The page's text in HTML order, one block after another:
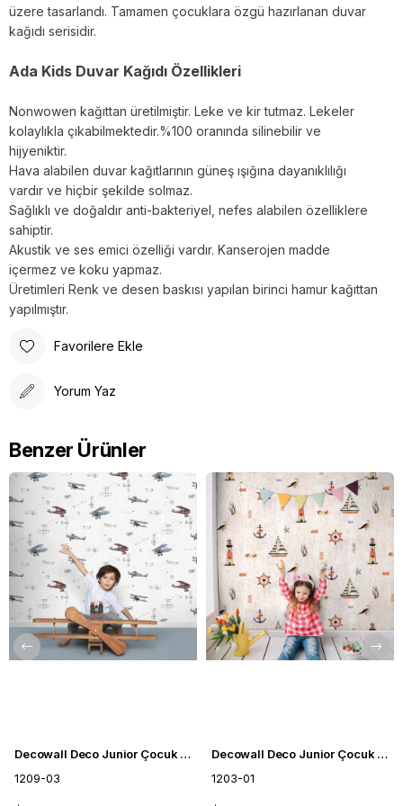
üzere tasarlandı. Tamamen çocuklara özgü hazırlanan duvar
kağıdı serisidir.
Ada Kids Duvar Kağıdı Özellikleri
Nonwowen kağıttan üretilmiştir. Leke ve kir tutmaz. Lekeler
kolaylıkla çıkabilmektedir.%100 oranında silinebilir ve
hijyeniktir.
Hava alabilen duvar kağıtlarının güneş ışığına dayanıklılığı
vardır ve hiçbir şekilde solmaz.
Sağlıklı ve doğaldır anti-bakteriyel, nefes alabilen özelliklere
sahiptir.
Akustik ve ses emici özelliği vardır. Kanserojen madde
içermez ve koku yapmaz.
Üretimleri Renk ve desen baskısı yapılan birinci hamur kağıttan
yapılmıştır.
Favorilere Ekle
Yorum Yaz
Benzer Ürünler
Decowall Deco Junior Çocuk Odası Duvar Kağıdı 1209-03
1209-03
Decowall Deco Junior Çocuk Odası Duvar Kağıdı 1203-01
1203-01